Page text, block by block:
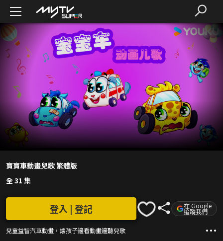
寶寶車動畫兒歌 繁體版
全 31 集
兒童益智汽車動畫，讓孩子邊看動畫邊聽兒歌
登入 | 登記 在 Google
追蹤我們